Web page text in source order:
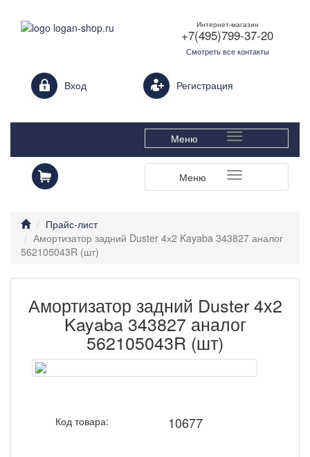
Интернет-магазин
+7(495)799-37-20
Смотреть все контакты
Вход Login form Регистрация
Меню
Меню
Прайс-лист
Амортизатор задний Duster 4х2 Kayaba 343827 аналог
562105043R (шт)
Амортизатор задний Duster 4х2
Kayaba 343827 аналог
562105043R (шт)
Код товара: 10677